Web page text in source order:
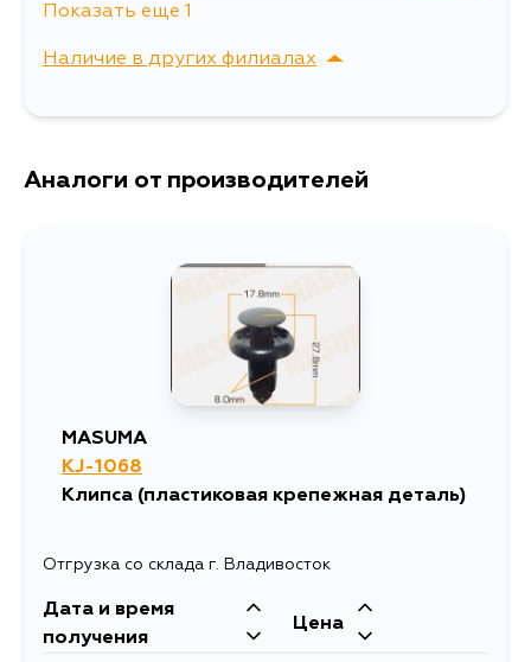
Показать еще 1
Наличие в других филиалах
г. Владивосток,
Аналоги от производителей
MASUMA
KJ-1068
Клипса (пластиковая крепежная деталь)
Отгрузка со склада г. Владивосток
Дата и время
получения
Цена